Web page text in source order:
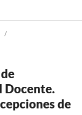
/
Docente.
de